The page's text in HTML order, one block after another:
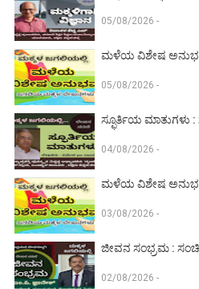
05/08/2026 -
ಮಳೆಯ ವಿಶೇಷ
05/08/2026 -
ಸ್ಫೂರ್ತಿಯ ಮಾತುಗಳು
04/08/2026 -
ಮಳೆಯ ವಿಶೇಷ
03/08/2026 -
ಜೀವನ ಸಂಭ್ರಮ :
02/08/2026 -